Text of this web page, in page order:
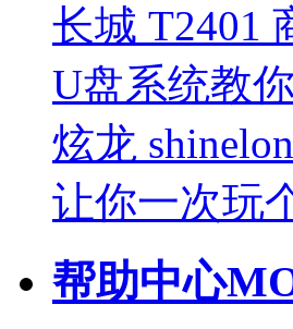
长城 T2401
U盘系统教
炫龙
让你一次玩
帮助中心